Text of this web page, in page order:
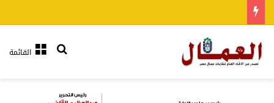
القائمةبحث عن